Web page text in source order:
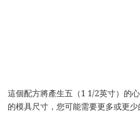
這個配方將產生五（1 1/2英寸）的
的模具尺寸，您可能需要更多或更少